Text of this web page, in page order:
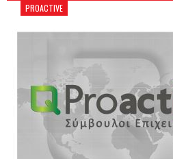
PROACTIVE